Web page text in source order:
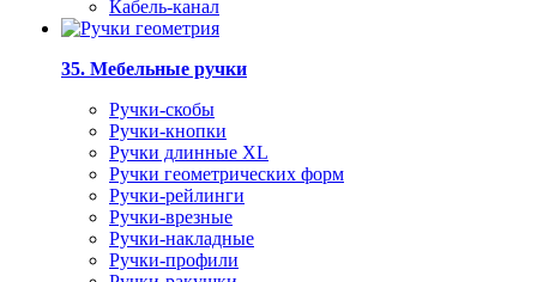
Кабель-канал
35. Мебельные ручки
Ручки-скобы
Ручки-кнопки
Ручки длинные XL
Ручки геометрических форм
Ручки-рейлинги
Ручки-врезные
Ручки-накладные
Ручки-профили